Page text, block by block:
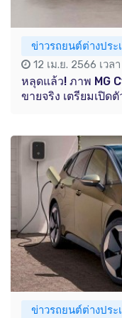
ข่าวรถยนต์ต่างประ
12 เม.ย. 2566 เวล
หลุดแล้ว! ภาพ MG
ขายจริง เตรียมเปิด
ข่าวรถยนต์ต่างประ